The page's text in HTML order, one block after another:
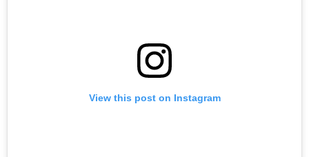
View this post on Instagram